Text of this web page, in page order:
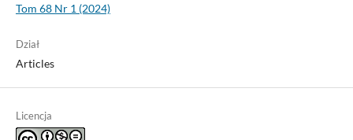
Tom 68 Nr 1 (2024)
Dział
Articles
Licencja